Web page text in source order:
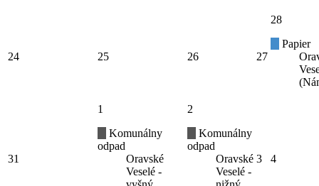
24 25 26 27
28
Papier
31
1
Komunálny
odpad
Oravské
Veselé -
2
Komunálny
odpad
Oravské
Veselé -
3 4